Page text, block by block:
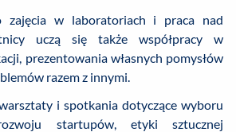
w laboratoriach i praca nad
uczą się także współpracy w
prezentowania własnych pomysłów
razem z innymi.
i spotkania dotyczące wyboru
startupów, etyki sztucznej